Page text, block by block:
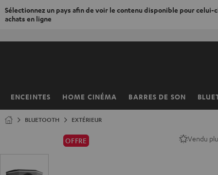
Sélectionnez un pays afin de voir le contenu disponible pour celui-
achats en ligne
ENCEINTES HOME CINÉMA BARRES DE SON
Page
BLUETOOTH EXTÉRIEUR
Vendu
OFFRE